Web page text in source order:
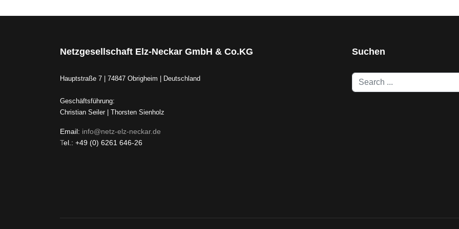
Netzgesellschaft Elz-Neckar GmbH & Co.KG
Hauptstraße 7 | 74847 Obrigheim | Deutschland
Geschäftsführung:
Christian Seiler | Thorsten Sienholz
Email: info@netz-elz-neckar.de
Tel.: +49 (0) 6261 646-26
Suchen
Search
...